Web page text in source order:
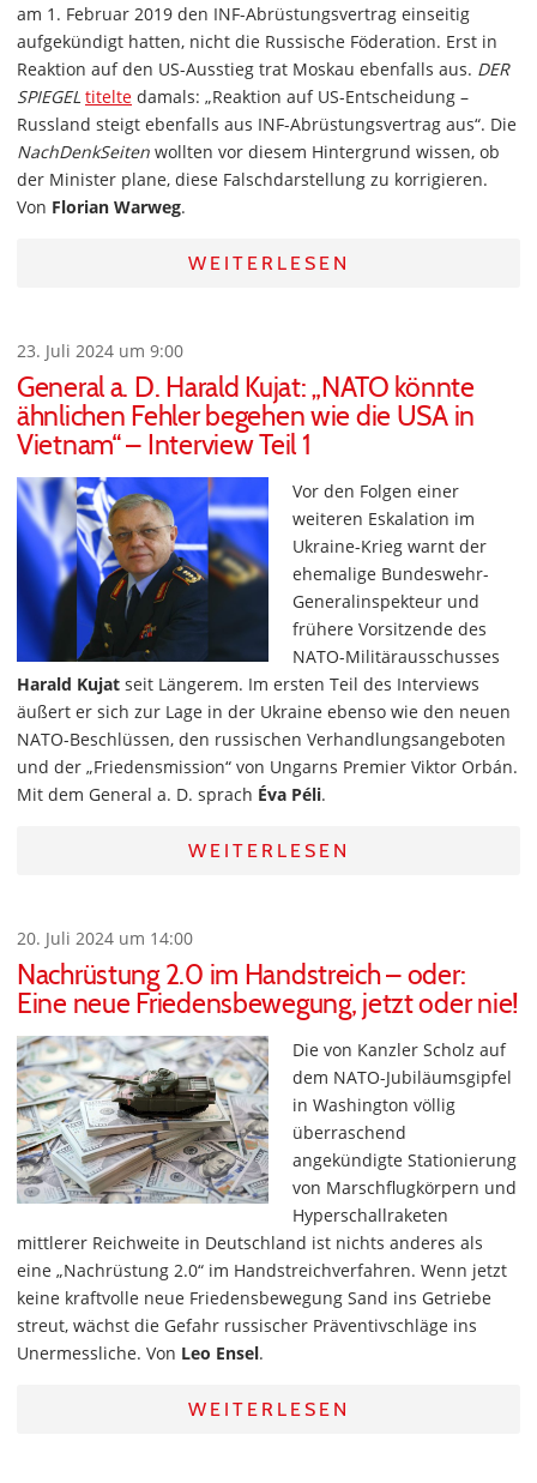
am 1. Februar 2019 den INF-Abrüstungsvertrag einseitig
aufgekündigt hatten, nicht die Russische Föderation. Erst in
Reaktion auf den US-Ausstieg trat Moskau ebenfalls aus. DER
SPIEGEL titelte damals: „Reaktion auf US-Entscheidung –
Russland steigt ebenfalls aus INF-Abrüstungsvertrag aus“. Die
NachDenkSeiten wollten vor diesem Hintergrund wissen, ob
der Minister plane, diese Falschdarstellung zu korrigieren.
Von Florian Warweg.
WEITERLESEN
23. Juli 2024 um 9:00
General a. D. Harald Kujat: „NATO könnte
ähnlichen Fehler begehen wie die USA in
Vietnam“ – Interview Teil 1
Vor den Folgen einer
weiteren Eskalation im
Ukraine-Krieg warnt der
ehemalige Bundeswehr-
Generalinspekteur und
frühere Vorsitzende des
NATO-Militärausschusses
Harald Kujat seit Längerem. Im ersten Teil des Interviews
äußert er sich zur Lage in der Ukraine ebenso wie den neuen
NATO-Beschlüssen, den russischen Verhandlungsangeboten
und der „Friedensmission“ von Ungarns Premier Viktor Orbán.
Mit dem General a. D. sprach Éva Péli.
WEITERLESEN
20. Juli 2024 um 14:00
Nachrüstung 2.0 im Handstreich – oder:
Eine neue Friedensbewegung, jetzt oder nie!
Die von Kanzler Scholz auf
dem NATO-Jubiläumsgipfel
in Washington völlig
überraschend
angekündigte Stationierung
von Marschflugkörpern und
Hyperschallraketen
mittlerer Reichweite in Deutschland ist nichts anderes als
eine „Nachrüstung 2.0“ im Handstreichverfahren. Wenn jetzt
keine kraftvolle neue Friedensbewegung Sand ins Getriebe
streut, wächst die Gefahr russischer Präventivschläge ins
Unermessliche. Von Leo Ensel.
WEITERLESEN